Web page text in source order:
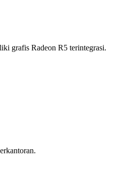
grafis Radeon R5 terintegrasi.